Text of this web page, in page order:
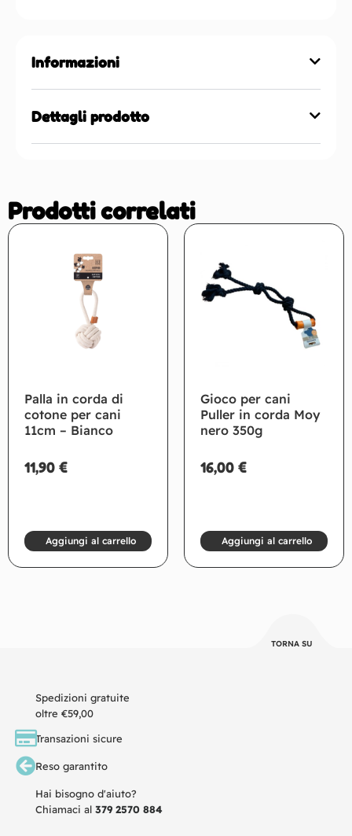
Informazioni
Dettagli prodotto
Prodotti correlati
Palla in corda di
cotone per cani
11cm – Bianco
11,90 €
Aggiungi al carrello
Gioco per cani
Puller in corda Moy
nero 350g
16,00 €
Aggiungi al carrello
TORNA SU
Spedizioni gratuite
oltre €59,00
Transazioni sicure
Reso garantito
Hai bisogno d'aiuto?
Chiamaci al 379 2570 884